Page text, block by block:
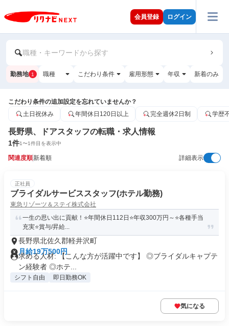
会員登録 ログイン
職種・キーワードから探す
勤務地 1 職種 こだわり条件 雇用形態 年収 新着のみ
こだわり条件の追加設定を忘れていませんか？
土日祝休み
年間休日120日以上 完全週休2日制 学歴
長野県、ドアスタッフの転職・求人情報
1件1〜1件目を表示中
関連度順新着順 詳細表示
正社員
ブライダルサービススタッフ(ホテル勤務)
東急リゾーツ＆ステイ株式会社
一生の思い出に貢献！⭐️年間休日112日⭐️年収300万円～⭐️各種手当
充実⭐️賞与/昇給...
長野県北佐久郡軽井沢町
月給19万500円
求める人材: 【こんな方が活躍中です】 ◎ブライダルキャプテ
ン経験者 ◎ホテ...
シフト自由 即日勤務OK
気になる